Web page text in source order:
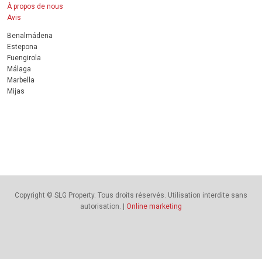
À propos de nous
Avis
Benalmádena
Estepona
Fuengirola
Málaga
Marbella
Mijas
Copyright © SLG Property. Tous droits réservés. Utilisation interdite sans
autorisation. | Online marketing